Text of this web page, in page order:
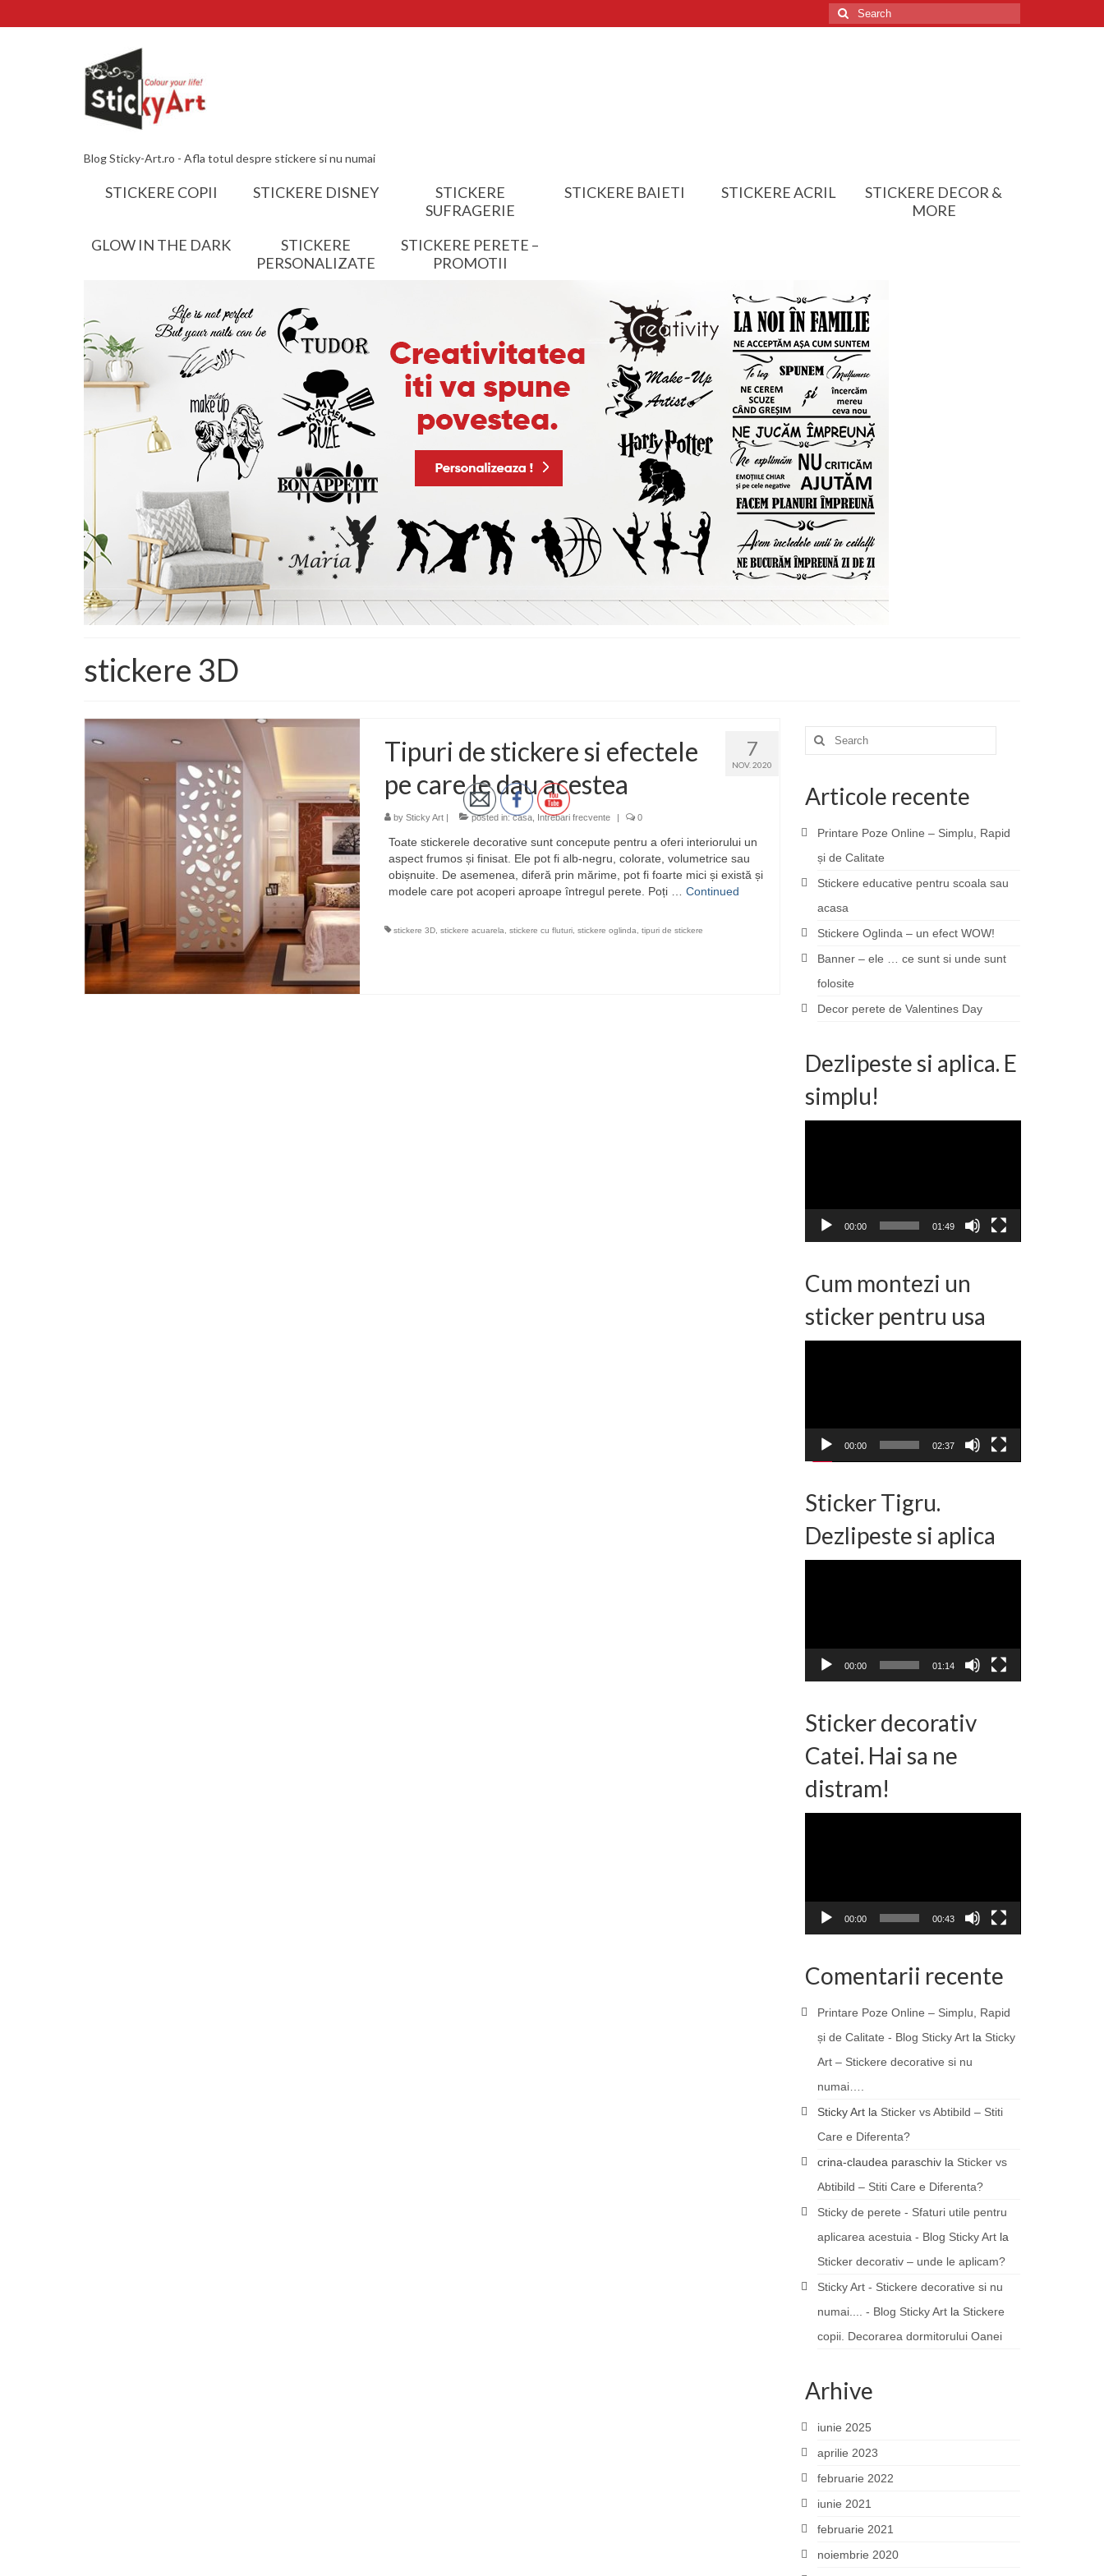
Search
for:
Blog Sticky-Art.ro - Afla totul despre stickere si nu numai
STICKERE COPII STICKERE DISNEY
STICKERE
SUFRAGERIE
STICKERE BAIETI STICKERE ACRIL
STICKERE DECOR &
MORE
GLOW IN THE DARK
STICKERE
PERSONALIZATE
STICKERE PERETE –
PROMOTII
stickere 3D
7
NOV. 2020
Tipuri de stickere si efectele
pe care le dau acestea
by Sticky Art| posted in:casa, Intrebari frecvente | 0
Toate stickerele decorative sunt concepute pentru a oferi interiorului un
aspect frumos și finisat. Ele pot fi alb-negru, colorate, volumetrice sau
obișnuite. De asemenea, diferă prin mărime, pot fi foarte mici și există și
modele care pot acoperi aproape întregul perete. Poți … Continued
stickere 3D, stickere acuarela stickere cu fluturi, stickere oglinda tipuri de stickere
Search
for:
Articole recente
Printare Poze Online – Simplu, Rapid
și de Calitate
Stickere educative pentru scoala sau
acasa
Stickere Oglinda – un efect WOW!
Banner – ele … ce sunt si unde sunt
folosite
Decor perete de Valentines Day
Dezlipeste si aplica. E
simplu!
00:00 01:49
Cum montezi un
sticker pentru usa
00:00 02:37
Sticker Tigru.
Dezlipeste si aplica
00:00 01:14
Sticker decorativ
Catei. Hai sa ne
distram!
00:00 00:43
Comentarii recente
Printare Poze Online – Simplu, Rapid
și de Calitate - Blog Sticky Artla Sticky
Art – Stickere decorative si nu
numai….
Sticky Artla Sticker vs Abtibild – Stiti
Care e Diferenta?
crina-claudea paraschivla Sticker vs
Abtibild – Stiti Care e Diferenta?
Sticky de perete - Sfaturi utile pentru
aplicarea acestuia - Blog Sticky Artla
Sticker decorativ – unde le aplicam?
Sticky Art - Stickere decorative si nu
numai.... - Blog Sticky Artla Stickere
copii. Decorarea dormitorului Oanei
Arhive
iunie 2025
aprilie 2023
februarie 2022
iunie 2021
februarie 2021
noiembrie 2020